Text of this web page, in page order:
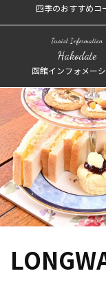
四季のおすすめコ
Tourist Information
Hakodate
函館インフォメー